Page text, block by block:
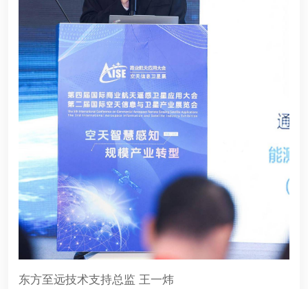
东方至远技术支持总监 王一炜